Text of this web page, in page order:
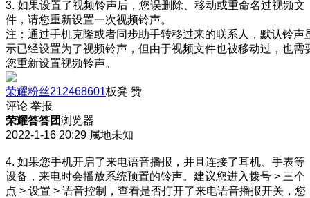
3. 如果设置了视频铃声后，您误删除、移动或重命名过视频文
件，请您重新设置一次视频铃声。
注：通过手机克隆或者同步助手转移过来的联系人，默认铃声
示已经设置为了视频铃声，但由于视频文件也被移动过，也需
您重新设置视频铃声。
荣耀粉丝212468601板凳 赞
评论 举报
荣耀答答团浏览器
2022-1-16 20:29 属地未知
4. 如果您手机开启了来电语音播报，并且连接了耳机、手表等
设备，来电时会播放系统预置的铃声。建议您进入拨号 > 三个
点 > 设置 > 语音控制，查看是否打开了来电语音播报开关，您